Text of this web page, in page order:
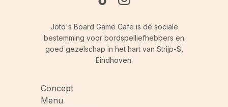
Joto's Board Game Cafe is dé sociale
bestemming voor bordspelliefhebbers en
goed gezelschap in het hart van Strijp-S,
Eindhoven.
Concept
Menu